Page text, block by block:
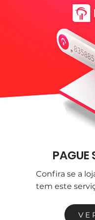
PAGUE
Confira se a
tem este